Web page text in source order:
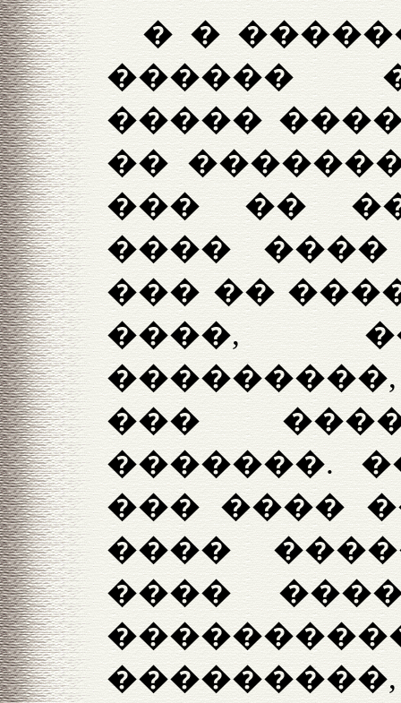
� �
������
�����
��
��� ��
����
��� ��
����,
���
�������.
��� ����
����
����